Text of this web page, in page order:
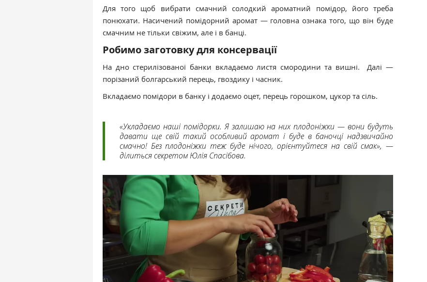
Для того щоб вибрати смачний солодкий ароматний помідор, його треба
понюхати. Насичений помідорний аромат — головна ознака того, що він буде
смачним не тільки свіжим, але і в банці.
Робимо заготовку для консервації
На дно стерилізованої банки вкладаємо листя смородини та вишні. Далі —
порізаний болгарський перець, гвоздику і часник.
Вкладаємо помідори в банку і додаємо оцет, перець горошком, цукор та сіль.
«Укладаємо наші помідорки. Я залишаю на них плодоніжки — вони будуть
давати ще свій такий особливий аромат і буде в баночці надзвичайно
смачно! Без плодоніжки теж буде нічого, орієнтуйтеся на свій смак», —
ділиться секретом Юлія Спасібова.